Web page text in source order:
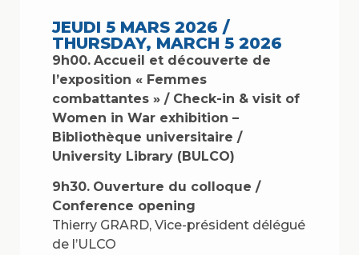
JEUDI 5 MARS 2026 /
THURSDAY, MARCH 5 2026
9h00. Accueil et découverte de
l’exposition « Femmes
combattantes » / Check-in & visit of
Women in War exhibition –
Bibliothèque universitaire /
University Library (BULCO)
9h30. Ouverture du colloque /
Conference opening
Thierry GRARD, Vice-président délégué
de l’ULCO